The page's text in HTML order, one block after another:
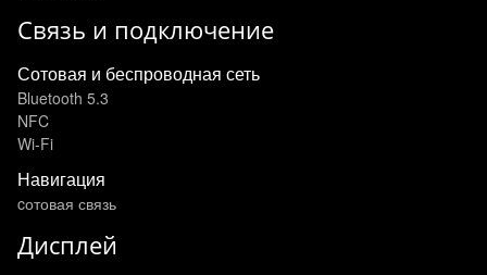
Связь и подключение
Сотовая и беспроводная сеть
Bluetooth 5.3
NFC
Wi-Fi
Навигация
cотовая связь
Дисплей